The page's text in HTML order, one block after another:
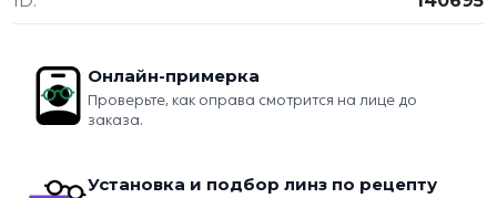
Онлайн-примерка
Проверьте, как оправа смотрится на лице до
заказа.
Установка и подбор линз по рецепту